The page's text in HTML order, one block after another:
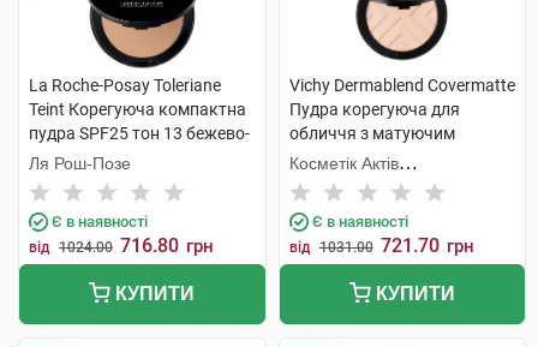
La Roche-Posay Toleriane
Teint Корегуюча компактна
пудра SPF25 тон 13 бежево-
пісочний 9,5 г 1 шт
Ля Рош-Позе
Є в наявності
від 1024.00 716.80 грн
КУПИТИ
Vichy Dermablend Covermatte
Пудра корегуюча для
обличчя з матуючим
ефектом SPF-25 відтінок
№15 9,5 г 1 шт
Косметік Актів
Інтернаціональ
Є в наявності
від 1031.00 721.70 грн
КУПИТИ